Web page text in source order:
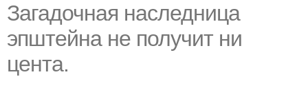
Загадочная наследница
эпштейна не получит ни
цента.